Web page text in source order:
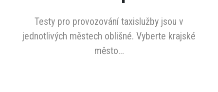
Testy pro provozování taxislužby jsou v
jednotlivých městech oblišné. Vyberte krajské
město...